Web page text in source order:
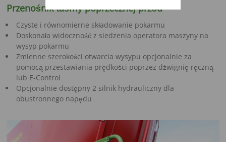
Przenośnik taśmy poprzecznej przód
Czyste i równomierne składowanie pokarmu
Doskonała widoczność z siedzenia operatora maszyny na
wysyp pokarmu
Zmienne szerokości otwarcia wysypu opcjonalnie za
pomocą przestawiania prędkości poprzez dźwignię ręczną
lub E-Control
Opcjonalnie dostępny 2 silnik hydrauliczny dla
obustronnego napędu